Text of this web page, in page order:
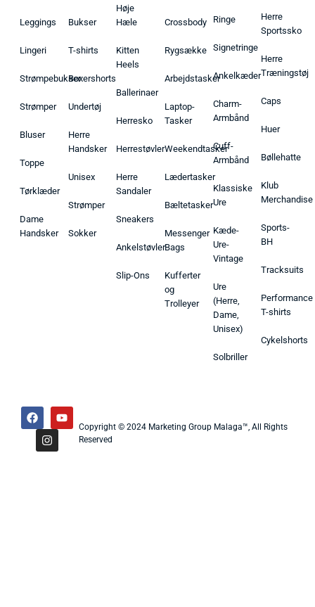
Leggings
Lingeri
Strømpebukser
Strømper
Bluser
Toppe
Tørklæder
Dame
Handsker
Bukser
T-shirts
Boxershorts
Undertøj
Herre
Handsker
Unisex
Strømper
Sokker
Høje
Hæle
Kitten
Heels
Ballerinaer
Herresko
Herrestøvler
Herre
Sandaler
Sneakers
Ankelstøvler
Slip-Ons
Crossbody
Rygsække
Arbejdstasker
Laptop-
Tasker
Weekendtasker
Lædertasker
Bæltetasker
Messenger
Bags
Kufferter
og
Trolleyer
Ringe
Signetringe
Ankelkæder
Charm-
Armbånd
Cuff-
Armbånd
Klassiske
Ure
Kæde-
Ure-
Vintage
Ure
(Herre,
Dame,
Unisex)
Solbriller
Herre
Sportssko
Herre
Træningstøj
Caps
Huer
Bøllehatte
Klub
Merchandise
Sports-
BH
Tracksuits
Performance
T-shirts
Cykelshorts
Copyright © 2024 Marketing Group Malaga™, All Rights
Reserved